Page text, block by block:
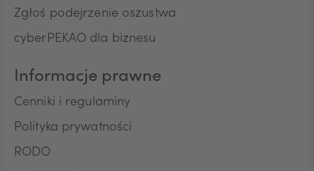
Zgłoś podejrzenie oszustwa
cyberPEKAO dla biznesu
Informacje prawne
Cenniki i regulaminy
Polityka prywatności
RODO